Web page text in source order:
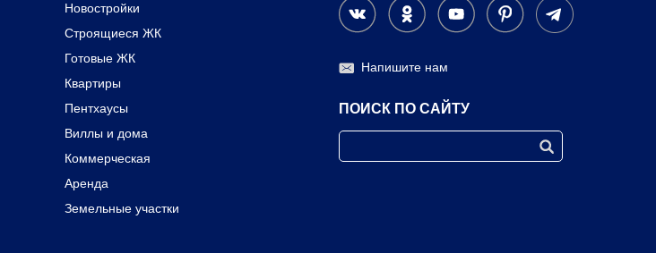
Новостройки
Строящиеся ЖК
Готовые ЖК
Квартиры
Пентхаусы
Виллы и дома
Коммерческая
Аренда
Земельные участки
Напишите нам
ПОИСК ПО САЙТУ